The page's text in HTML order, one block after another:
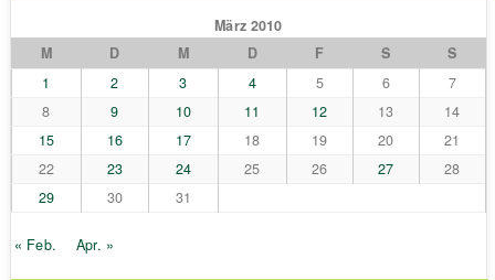
März 2010
M
D M D F S
S
1
2 3 4 5 6
7
8
9 10 11 12 13
14
15
16 17 18 19 20
21
22
23 24 25 26 27
28
29
30 31
« Feb. Apr. »